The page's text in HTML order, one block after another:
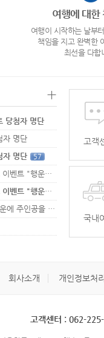
여행에 대한
여행이 시작하는 날부
책임을 지고 완벽한
최선을 다합
+
당첨자 명단
자 명단
자 명단
57
[무안공항 활성화-2탄] 여강[리장] 전세기 홍보 이벤트 "행운에 주인공…
[무안공항 활성화-2탄] 여강[리장] 전세기 홍보 이벤트 "행운에 주인공…
[무안공항 활성화] 가을전세기 홍보 이벤트 "행운에 주인공을 찾습니다."
고객
국내
회사소개 개인정보처
고객센터 : 062-